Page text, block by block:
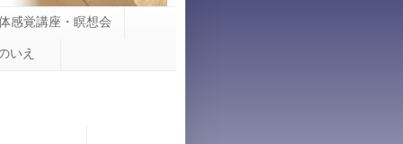
感覚講座・瞑想会
いえ